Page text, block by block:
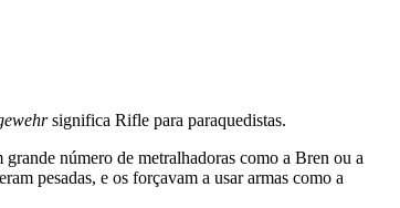
significa Rifle para paraquedistas.
número de metralhadoras como a Bren ou a
pesadas, e os forçavam a usar armas como a